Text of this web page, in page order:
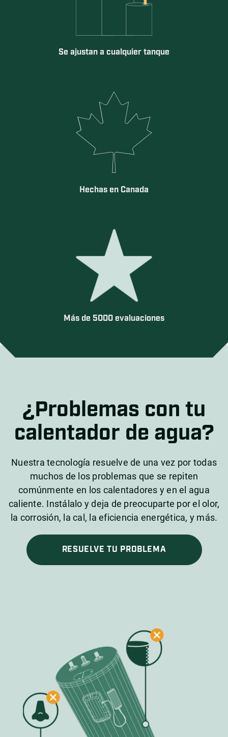
Se ajustan a cualquier tanque
Hechas en Canada
Más de 5000 evaluaciones
¿Problemas con tu
calentador de agua?
Nuestra tecnología resuelve de una vez por todas
muchos de los problemas que se repiten
comúnmente en los calentadores y en el agua
caliente. Instálalo y deja de preocuparte por el olor,
la corrosión, la cal, la eficiencia energética, y más.
RESUELVE TU PROBLEMA